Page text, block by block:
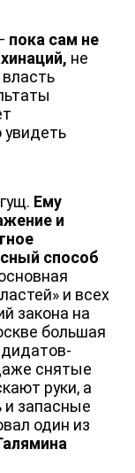
пока сам не
не
Ему
и
способ
и всех
закона на
большая
снятые
руки, а
запасные
один из